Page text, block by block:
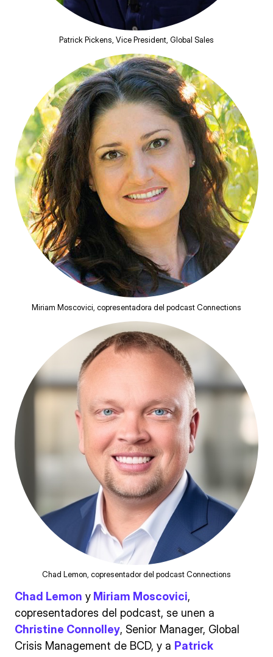
Patrick Pickens, Vice President, Global Sales
Miriam Moscovici, copresentadora del podcast Connections
Chad Lemon, copresentador del podcast Connections
Chad Lemon y Miriam Moscovici,
copresentadores del podcast, se unen a
Christine Connolley, Senior Manager, Global
Crisis Management de BCD, y a Patrick